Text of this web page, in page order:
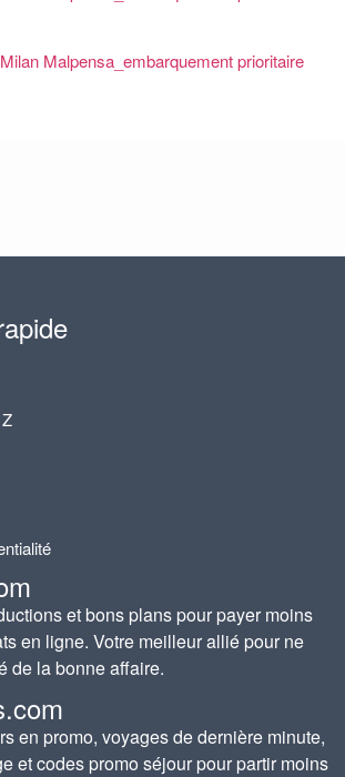
et bons plans pour payer moins
en ligne. Votre meilleur allié pour ne
de la bonne affaire.
en promo, voyages de dernière minute,
et codes promo séjour pour partir moins